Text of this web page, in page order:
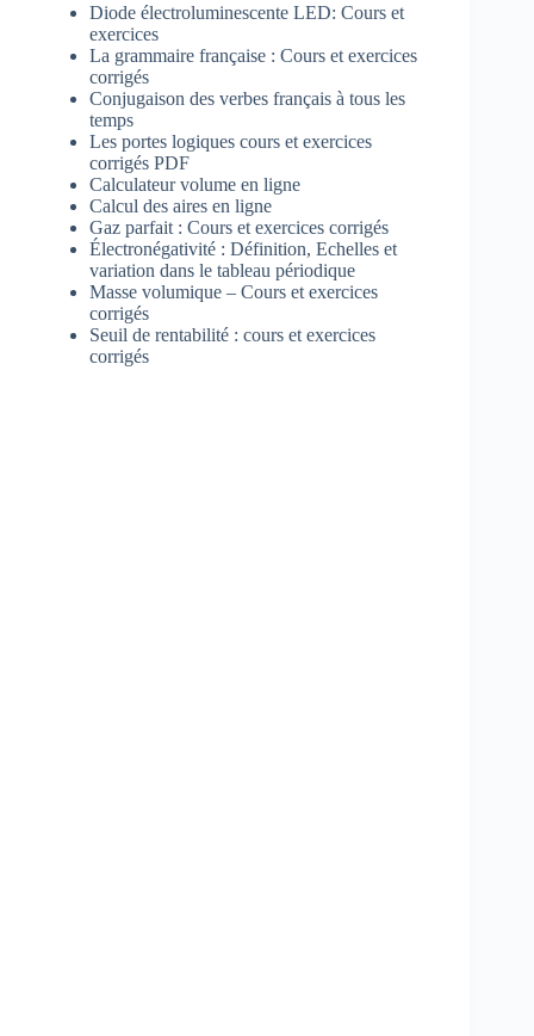
Diode électroluminescente LED: Cours et
exercices
La grammaire française : Cours et exercices
corrigés
Conjugaison des verbes français à tous les
temps
Les portes logiques cours et exercices
corrigés PDF
Calculateur volume en ligne
Calcul des aires en ligne
Gaz parfait : Cours et exercices corrigés
Électronégativité : Définition, Echelles et
variation dans le tableau périodique
Masse volumique – Cours et exercices
corrigés
Seuil de rentabilité : cours et exercices
corrigés